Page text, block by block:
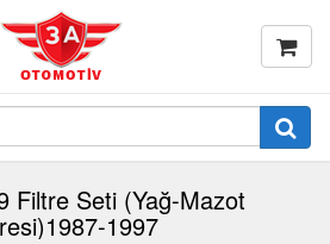
Filtre Seti (Yağ-Mazot
1997